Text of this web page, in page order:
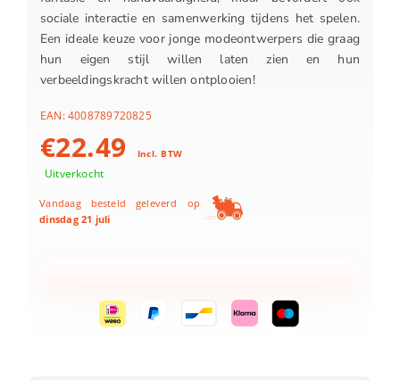
sociale interactie en samenwerking tijdens het spelen.
Een ideale keuze voor jonge modeontwerpers die graag
hun eigen stijl willen laten zien en hun
verbeeldingskracht willen ontplooien!
EAN:4008789720825
€22.49 Incl. BTW
Uitverkocht
Vandaag besteld geleverd op
dinsdag 21 juli